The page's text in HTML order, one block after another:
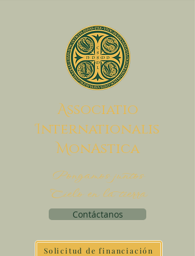
Associatio
Internationalis
MonAstica
Pongamos juntos
Cielo en la tierra
Contáctanos
Solicitud de financiación